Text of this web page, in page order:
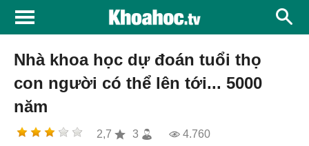
Nhà khoa học dự đoán tuổi thọ
con người có thể lên tới... 5000
năm
2,7 3 4.760